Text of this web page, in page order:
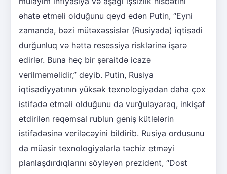
əhatə etməli olduğunu qeyd edən Putin, “Eyni
zamanda, bəzi mütəxəssislər (Rusiyada) iqtisadi
durğunluq və hətta resessiya risklərinə işarə
edirlər. Buna heç bir şəraitdə icazə
verilməməlidir,” deyib. Putin, Rusiya
iqtisadiyyatının yüksək texnologiyadan daha çox
istifadə etməli olduğunu da vurğulayaraq, inkişaf
etdirilən rəqəmsal rublun geniş kütlələrin
istifadəsinə veriləcəyini bildirib. Rusiya ordusunu
da müasir texnologiyalarla təchiz etməyi
planlaşdırdıqlarını söyləyən prezident, “Dost